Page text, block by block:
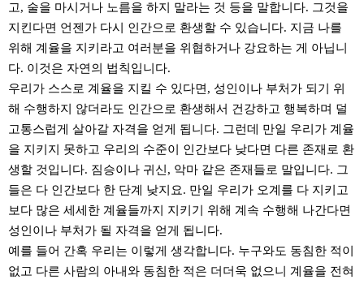
고, 술을 마시거나 노름을 하지 말라는 것 등을 말합니다. 그것을
지킨다면 언젠가 다시 인간으로 환생할 수 있습니다. 지금 나를
위해 계율을 지키라고 여러분을 위협하거나 강요하는 게 아닙니
다. 이것은 자연의 법칙입니다.
우리가 스스로 계율을 지킬 수 있다면, 성인이나 부처가 되기 위
해 수행하지 않더라도 인간으로 환생해서 건강하고 행복하며 덜
고통스럽게 살아갈 자격을 얻게 됩니다. 그런데 만일 우리가 계율
을 지키지 못하고 우리의 수준이 인간보다 낮다면 다른 존재로 환
생할 것입니다. 짐승이나 귀신, 악마 같은 존재들로 말입니다. 그
들은 다 인간보다 한 단계 낮지요. 만일 우리가 오계를 다 지키고
보다 많은 세세한 계율들까지 지키기 위해 계속 수행해 나간다면
성인이나 부처가 될 자격을 얻게 됩니다.
예를 들어 간혹 우리는 이렇게 생각합니다. 누구와도 동침한 적이
없고 다른 사람의 아내와 동침한 적은 더더욱 없으니 계율을 전혀